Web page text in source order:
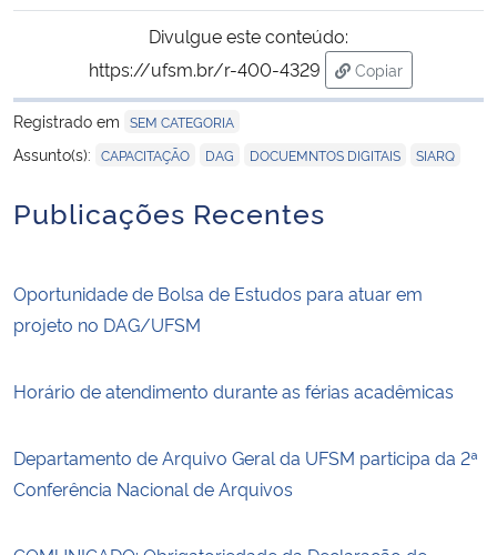
Divulgue este conteúdo:
https://ufsm.br/r-400-4329
Copiar
para área de
Registrado em SEM CATEGORIA
Assunto(s): CAPACITAÇÃO DAG DOCUEMNTOS DIGITAIS SIARQ
Publicações Recentes
Oportunidade de Bolsa de Estudos para atuar em
projeto no DAG/UFSM
Horário de atendimento durante as férias acadêmicas
Departamento de Arquivo Geral da UFSM participa da 2ª
Conferência Nacional de Arquivos